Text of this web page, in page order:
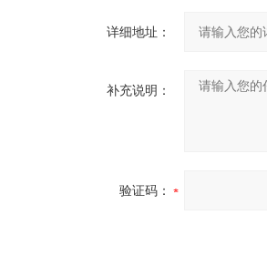
详细地址：
补充说明：
验证码：